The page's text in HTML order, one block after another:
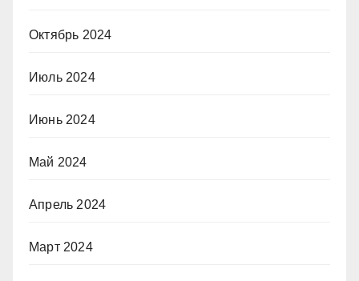
Октябрь 2024
Июль 2024
Июнь 2024
Май 2024
Апрель 2024
Март 2024